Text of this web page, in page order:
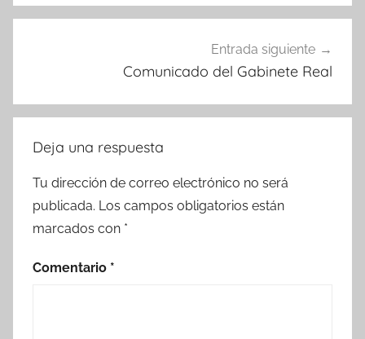
Entrada siguiente
Comunicado del Gabinete Real
Deja una respuesta
Tu dirección de correo electrónico no será
publicada. Los campos obligatorios están
marcados con *
Comentario *